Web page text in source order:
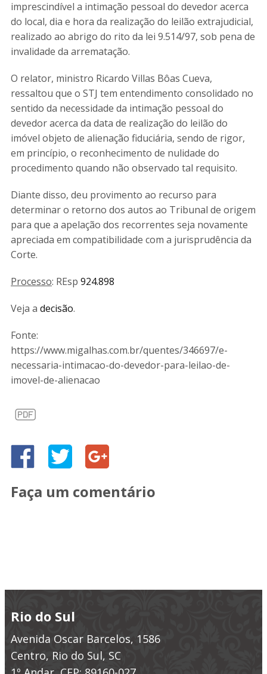
imprescindível a intimação pessoal do devedor acerca
do local, dia e hora da realização do leilão extrajudicial,
realizado ao abrigo do rito da lei 9.514/97, sob pena de
invalidade da arrematação.
O relator, ministro Ricardo Villas Bôas Cueva,
ressaltou que o STJ tem entendimento consolidado no
sentido da necessidade da intimação pessoal do
devedor acerca da data de realização do leilão do
imóvel objeto de alienação fiduciária, sendo de rigor,
em princípio, o reconhecimento de nulidade do
procedimento quando não observado tal requisito.
Diante disso, deu provimento ao recurso para
determinar o retorno dos autos ao Tribunal de origem
para que a apelação dos recorrentes seja novamente
apreciada em compatibilidade com a jurisprudência da
Corte.
Processo: REsp 924.898
Veja a decisão.
Fonte:
https://www.migalhas.com.br/quentes/346697/e-
necessaria-intimacao-do-devedor-para-leilao-de-
imovel-de-alienacao
Faça um comentário
Rio do Sul
Avenida Oscar Barcelos, 1586
Centro, Rio do Sul, SC